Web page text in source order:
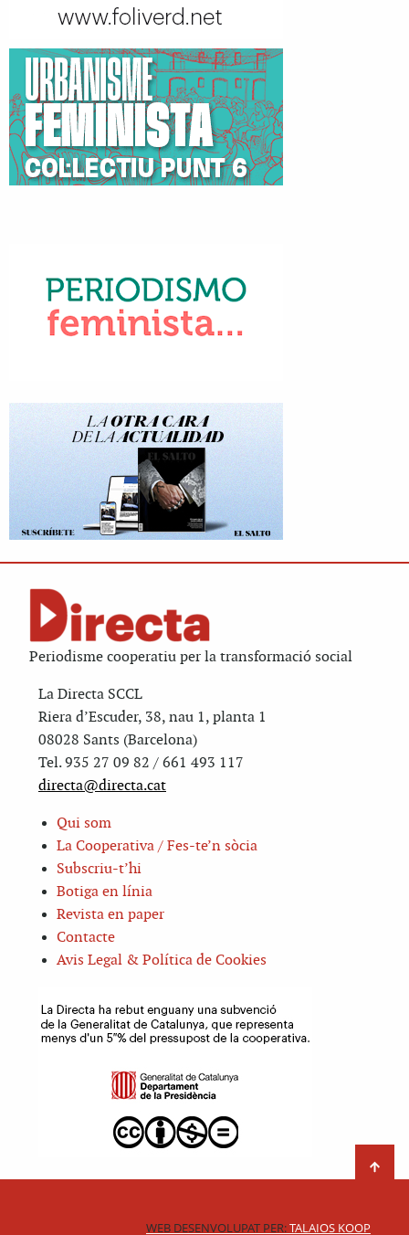
Periodisme cooperatiu per la transformació social
La Directa SCCL
Riera d’Escuder, 38, nau 1, planta 1
08028 Sants (Barcelona)
Tel. 935 27 09 82 / 661 493 117
directa@directa.cat
Qui som
La Cooperativa / Fes-te’n sòcia
Subscriu-t’hi
Botiga en línia
Revista en paper
Contacte
Avis Legal & Política de Cookies
WEB DESENVOLUPAT PER:TALAIOS KOOP